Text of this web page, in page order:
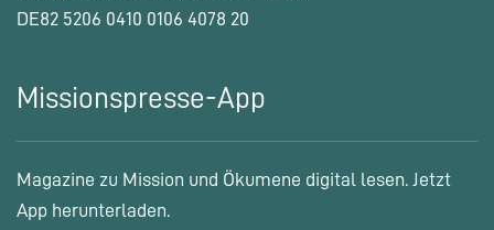
DE82 5206 0410 0106 4078 20
Missionspresse-App
Magazine zu Mission und Ökumene digital lesen. Jetzt
App herunterladen.